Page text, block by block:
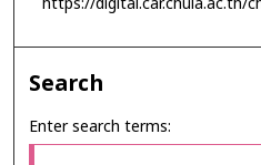
Search
Enter search terms: